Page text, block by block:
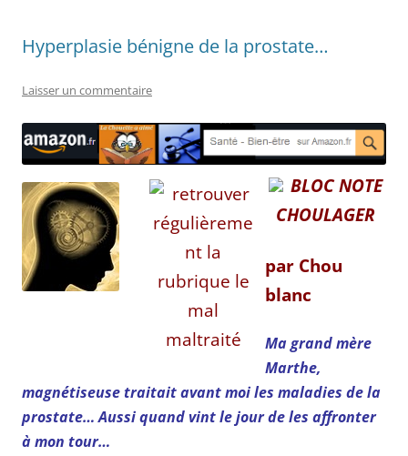
Hyperplasie bénigne de la prostate…
Laisser un commentaire
BLOC NOTE
CHOULAGER
par Chou
blanc
Ma grand mère
Marthe,
magnétiseuse traitait avant moi les maladies de la
prostate… Aussi quand vint le jour de les affronter
à mon tour…